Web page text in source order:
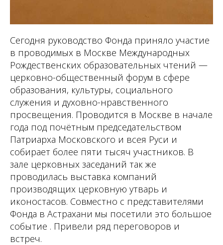
Сегодня руководство Фонда приняло участие
в проводимых в Москве Международных
Рождественских образовательных чтений —
церковно-общественный форум в сфере
образования, культуры, социального
служения и духовно-нравственного
просвещения. Проводится в Москве в начале
года под почётным председательством
Патриарха Московского и всея Руси и
собирает более пяти тысяч участников. В
зале церковных заседаний так же
проводилась выставка компаний
производящих церковную утварь и
иконостасов. Совместно с представителями
Фонда в Астрахани мы посетили это большое
событие . Привели ряд переговоров и
встреч.